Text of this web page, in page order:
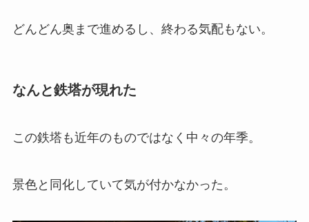
どんどん奥まで進めるし、終わる気配もない。
なんと鉄塔が現れた
この鉄塔も近年のものではなく中々の年季。
景色と同化していて気が付かなかった。